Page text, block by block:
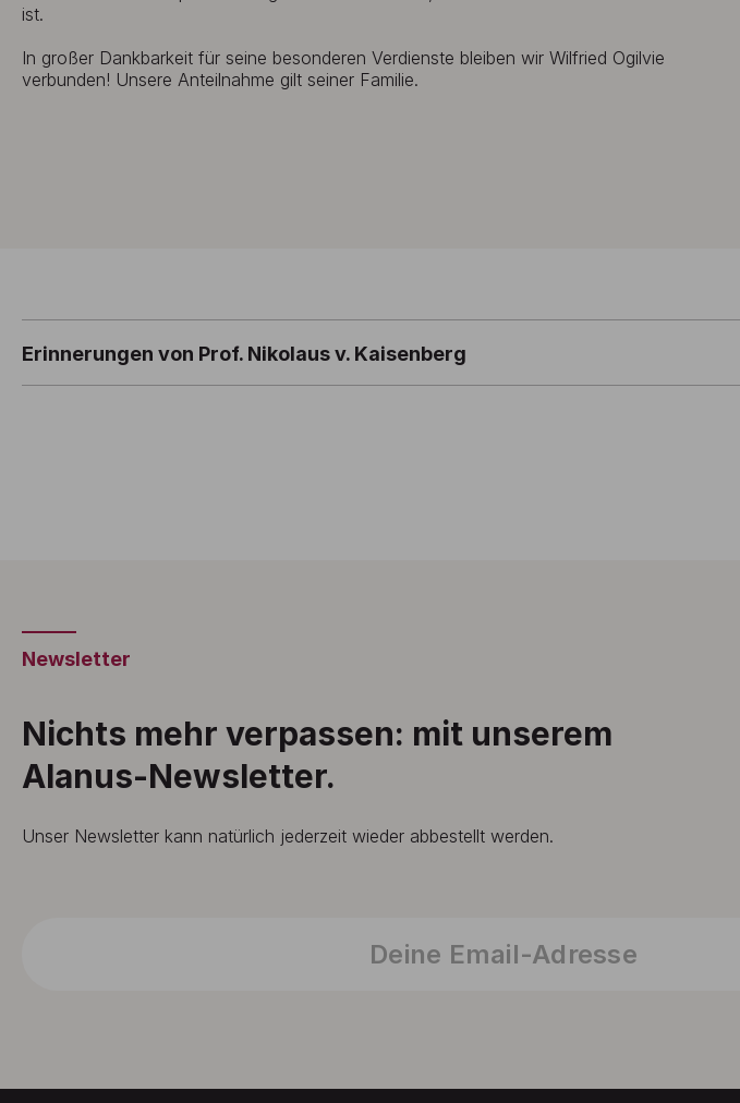
ist.
In großer Dankbarkeit für seine besonderen Verdienste bleiben wir Wilfried Ogilvie
verbunden! Unsere Anteilnahme gilt seiner Familie.
Erinnerungen von Prof. Nikolaus v. Kaisenberg
Newsletter
Nichts mehr verpassen: mit unserem
Alanus-Newsletter.
Unser Newsletter kann natürlich jederzeit wieder abbestellt werden.